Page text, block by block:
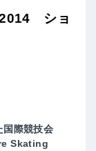
ショ
際競技会
Skating